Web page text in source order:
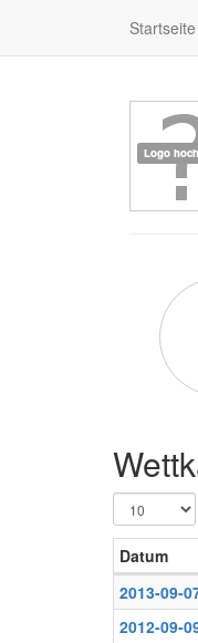
Startseite
Datum
2013-09-
2012-09-